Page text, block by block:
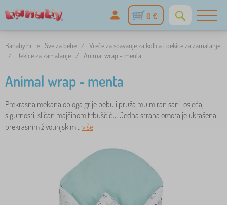
0 €
Banaby.hr » Sve za bebe / Vreće za spavanje za kolica i dekice za zamatanje
/
Dekice za zamatanje / Animal wrap - menta
Animal wrap - menta
Prekrasna mekana obloga grije bebu i pruža mu miran san i osjećaj
sigurnosti, sličan majčinom trbuščiću. Jedna strana omota je ukrašena
prekrasnim životinjskim .. više